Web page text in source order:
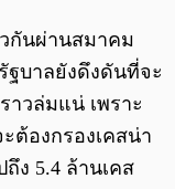
กันผ่านสมาคม
ฐบาลยังดึงดันที่จะ
วล่มแน่ เพราะ
ต้องกรองเคสน่า
ง 5.4 ล้านเคส